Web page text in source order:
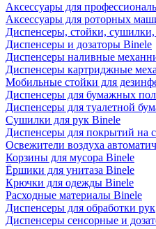
Аксессуары для
Аксессуары для роторных
Диспенсеры, стойки,
Диспенсеры и дозаторы Binele
Диспенсеры наливные
Диспенсеры картриджные
Мобильные стойки для
Диспенсеры для бумажных
Диспенсеры для туалетной
Сушилки для рук Binele
Диспенсеры для покрытий на
Освежители воздуха
Корзины для мусора Binele
Ёршики для унитаза Binele
Крючки для одежды Binele
Расходные материалы Binele
Диспенсеры для обработки рук
Диспенсеры сенсорные и